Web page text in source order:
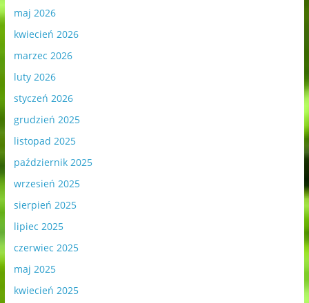
maj 2026
kwiecień 2026
marzec 2026
luty 2026
styczeń 2026
grudzień 2025
listopad 2025
październik 2025
wrzesień 2025
sierpień 2025
lipiec 2025
czerwiec 2025
maj 2025
kwiecień 2025